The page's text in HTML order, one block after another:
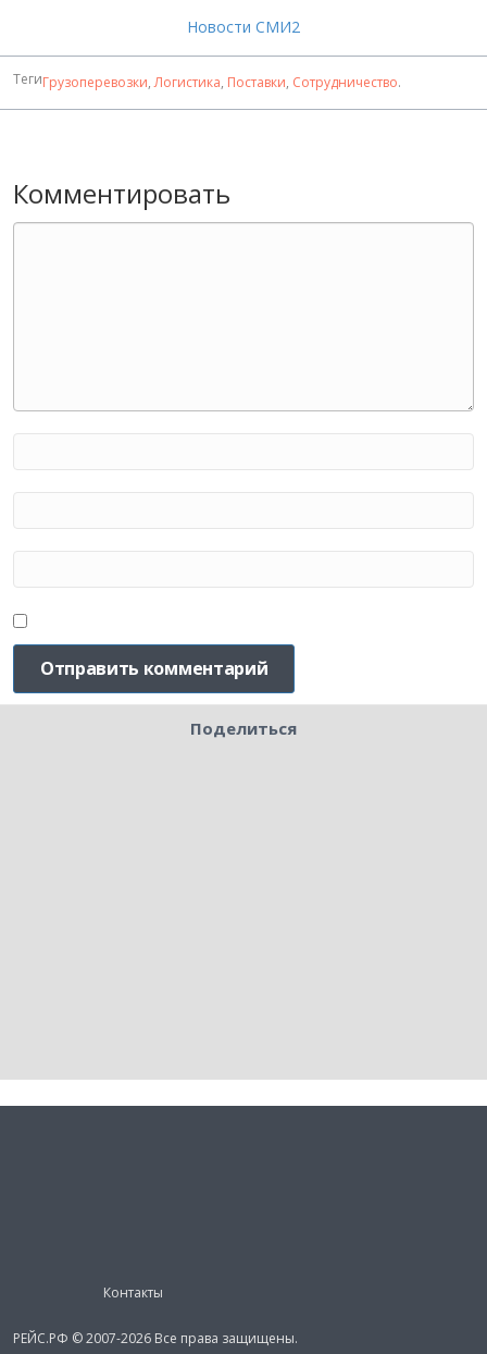
Новости СМИ2
ТегиГрузоперевозки,Логистика, Поставки, Сотрудничество.
Комментировать
Поделиться
Контакты
РЕЙС.РФ © 2007-2026 Все права защищены.